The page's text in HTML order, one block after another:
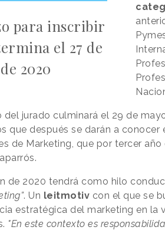
para inscribir
el 27 de
2020
del jurado culminará el 29 de
que después se darán a
de Marketing, que por tercer
de 2020 tendrá como hilo
. Un leitmotiv con el que se
estratégica del marketing en la
"En este contexto es